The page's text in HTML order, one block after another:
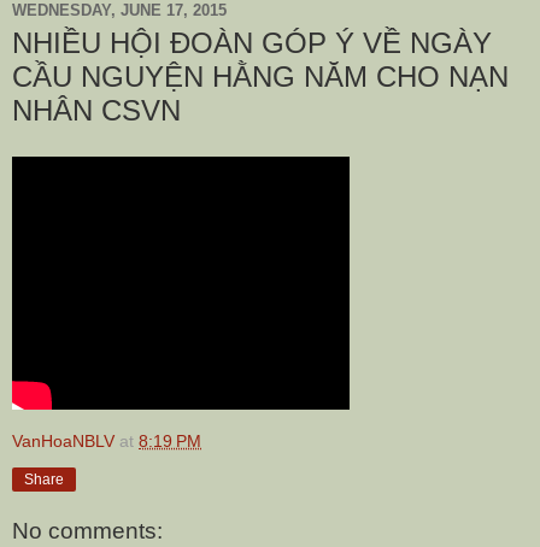
WEDNESDAY, JUNE 17, 2015
NHIỀU HỘI ĐOÀN GÓP Ý VỀ NGÀY
CẦU NGUYỆN HẰNG NĂM CHO NẠN
NHÂN CSVN
VanHoaNBLV at 8:19 PM
Share
No comments: